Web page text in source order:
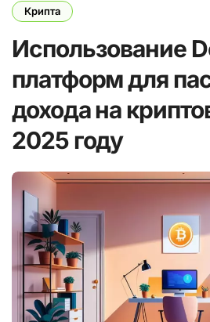
Крипта
Использование
платформ для
дохода на
2025 году